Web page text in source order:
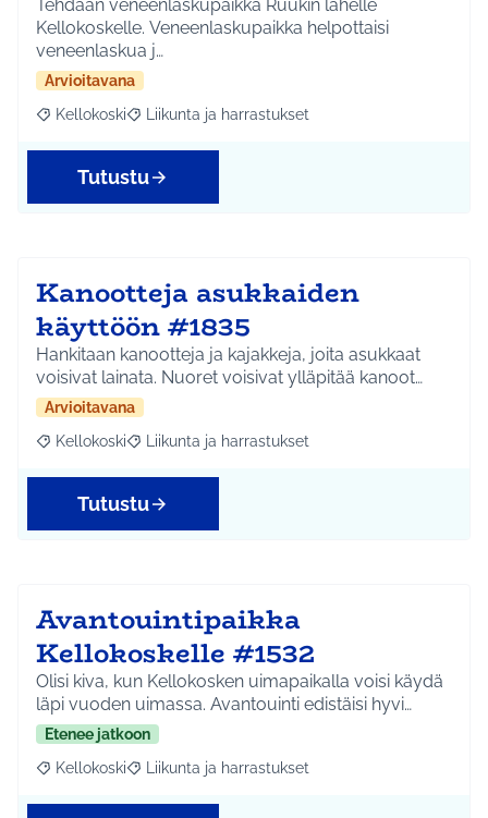
Tehdään veneenlaskupaikka Ruukin lähelle
Kellokoskelle. Veneenlaskupaikka helpottaisi
veneenlaskua j…
Arvioitavana
Rajaa tulokset aihepiirin mukaan: Kellokoski
Kellokoski Rajaa tulokset teeman mukaan: Liikunta ja
Liikunta ja harrastukset
Tutustu
Kanootteja asukkaiden
käyttöön #1835
Hankitaan kanootteja ja kajakkeja, joita asukkaat
voisivat lainata. Nuoret voisivat ylläpitää kanoot…
Arvioitavana
Rajaa tulokset aihepiirin mukaan: Kellokoski
Kellokoski Rajaa tulokset teeman mukaan: Liikunta ja
Liikunta ja harrastukset
Tutustu
Avantouintipaikka
Kellokoskelle #1532
Olisi kiva, kun Kellokosken uimapaikalla voisi käydä
läpi vuoden uimassa. Avantouinti edistäisi hyvi…
Etenee jatkoon
Rajaa tulokset aihepiirin mukaan: Kellokoski
Kellokoski Rajaa tulokset teeman mukaan: Liikunta ja
Liikunta ja harrastukset